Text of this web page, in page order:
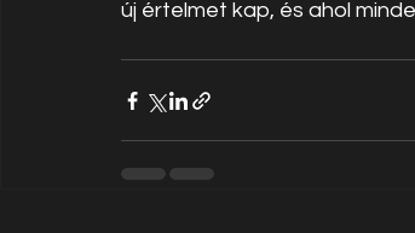
új értelmet kap, és ahol